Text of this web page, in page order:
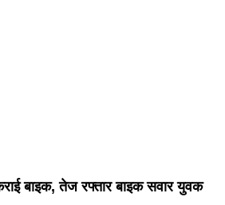
बाइक, तेज रफ्तार बाइक सवार युवक